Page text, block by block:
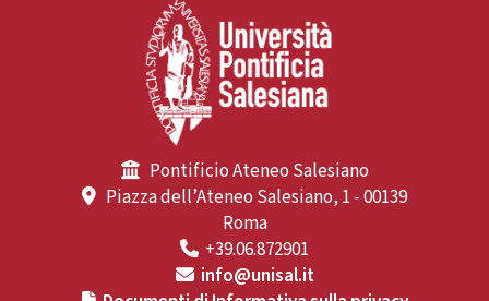
Pontificio Ateneo Salesiano
Piazza dell’Ateneo Salesiano, 1 - 00139
Roma
+39.06.872901
info@unisal.it